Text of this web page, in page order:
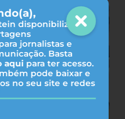
disponibiliza
jornalistas e
Basta
aqui para ter acesso.
pode baixar e
no seu site e redes